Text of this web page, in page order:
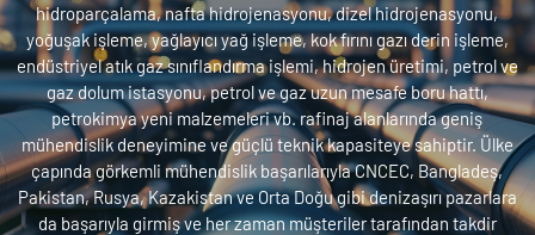
hidroparçalama, nafta hidrojenasyonu, dizel hidrojenasyonu,
yoğuşak işleme, yağlayıcı yağ işleme, kok fırını gazı derin işleme,
endüstriyel atık gaz sınıflandırma işlemi, hidrojen üretimi, petrol ve
gaz dolum istasyonu, petrol ve gaz uzun mesafe boru hattı,
petrokimya yeni malzemeleri vb. rafinaj alanlarında geniş
mühendislik deneyimine ve güçlü teknik kapasiteye sahiptir. Ülke
çapında görkemli mühendislik başarılarıyla CNCEC, Bangladeş,
Pakistan, Rusya, Kazakistan ve Orta Doğu gibi denizaşırı pazarlara
da başarıyla girmiş ve her zaman müşteriler tarafından takdir